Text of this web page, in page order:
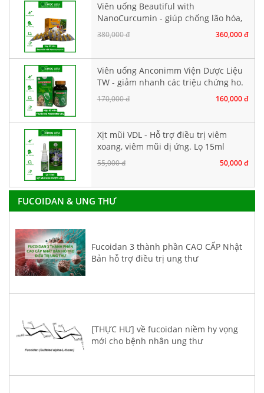
Viên uống Beautiful with
NanoCurcumin - giúp chống lão hóa,
làm đẹp da. Hộp 60 viên
380,000 đ 360,000 đ
Viên uống Anconimm Viện Dược Liệu
TW - giảm nhanh các triệu chứng ho.
Hộp 30 viên
170,000 đ 160,000 đ
Xịt mũi VDL - Hỗ trợ điều trị viêm
xoang, viêm mũi dị ứng. Lọ 15ml
55,000 đ 50,000 đ
FUCOIDAN & UNG THƯ
Fucoidan 3 thành phần CAO CẤP Nhật
Bản hỗ trợ điều trị ung thư
[THỰC HƯ] về fucoidan niềm hy vọng
mới cho bệnh nhân ung thư